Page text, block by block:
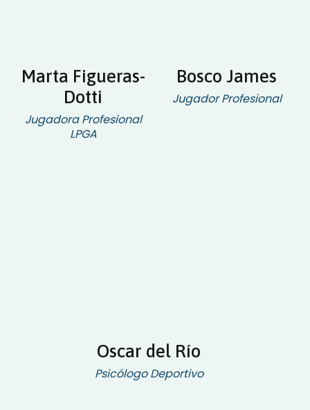
Marta Figueras-
Dotti
Jugadora Profesional
LPGA
Bosco James
Jugador Profesional
Oscar del Río
Psicólogo Deportivo